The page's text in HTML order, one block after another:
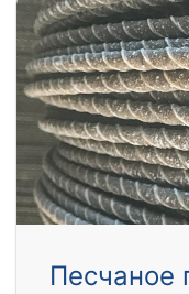
Песчаное